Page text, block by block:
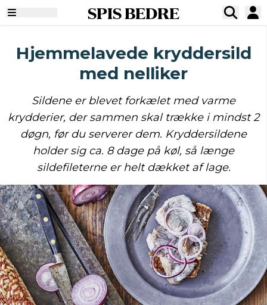
SPIS BEDRE
Hjemmelavede kryddersild
med nelliker
Sildene er blevet forkælet med varme
krydderier, der sammen skal trække i mindst 2
døgn, før du serverer dem. Kryddersildene
holder sig ca. 8 dage på køl, så længe
sildefileterne er helt dækket af lage.